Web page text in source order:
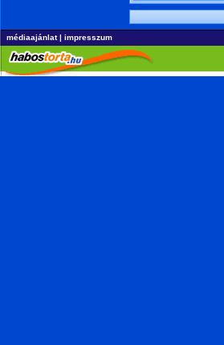
médiaajánlat| impresszum